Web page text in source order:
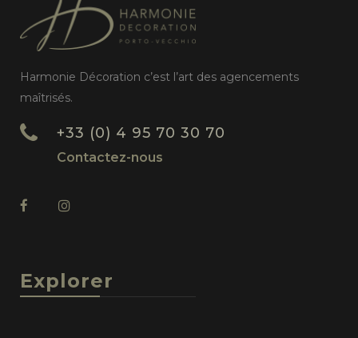
Harmonie Décoration c’est l’art des agencements
maîtrisés.
+33 (0) 4 95 70 30 70
Contactez-nous
Explorer